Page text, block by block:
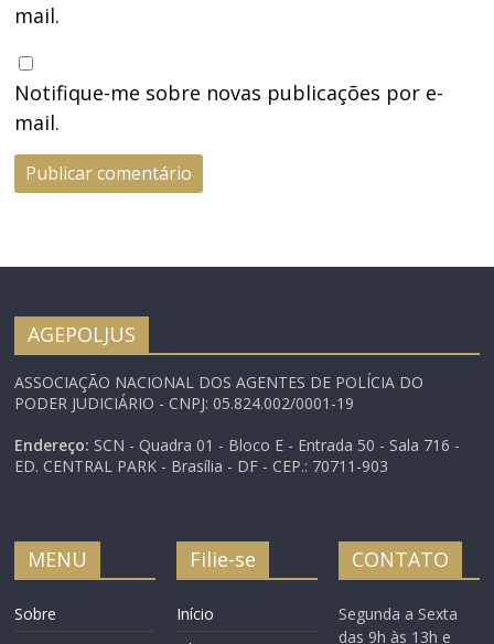
mail.
Notifique-me sobre novas publicações por e-
mail.
AGEPOLJUS
ASSOCIAÇÃO NACIONAL DOS AGENTES DE POLÍCIA DO
PODER JUDICIÁRIO - CNPJ: 05.824.002/0001-19
Endereço: SCN - Quadra 01 - Bloco E - Entrada 50 - Sala 716 -
ED. CENTRAL PARK - Brasília - DF - CEP.: 70711-903
MENU
Sobre
Filie-se
Início
CONTATO
Segunda a Sexta
das 9h às 13h e